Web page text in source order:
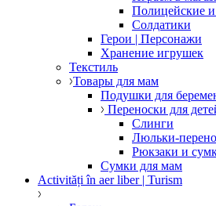
Полицейские
Солдатики
Герои | Персонажи
Хранение игрушек
Текстиль
Товары для мам
Подушки для
Переноски для
Слинги
Люльки-
Рюкзаки и
Сумки для мам
Activități în aer liber | Turism